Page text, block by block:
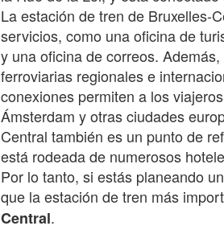
La estación de tren de Bruxelles-
servicios, como una oficina de
y una oficina de correos.
ferroviarias regionales e
conexiones permiten a los
Ámsterdam y otras ciudades
Central también es un punto de
está rodeada de numerosos
Por lo tanto, si estás planeando
que la estación de tren más
Central.